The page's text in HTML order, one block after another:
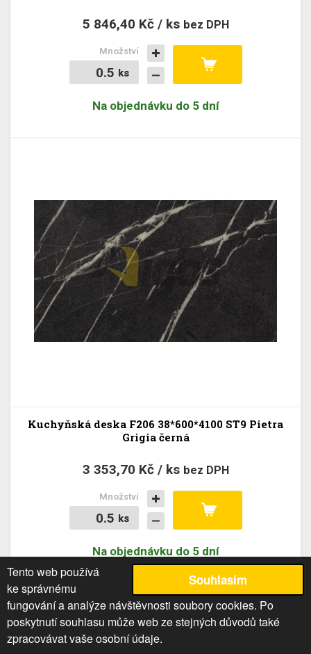
Souhlasím
Tento web používá
ke správnému
fungování a analýze návštěvnosti soubory cookies. Po
poskytnutí souhlasu může web ze stejných důvodů také
zpracovávat vaše osobní údaje.
5 846,40 Kč / ks bez DPH
ks
ks
Množství
Na objednávku do 5 dní
Kuchyňská deska F206 38*600*4100 ST9 Pietra
Grigia černá
3 353,70 Kč / ks bez DPH
ks
ks
Množství
Na objednávku do 5 dní